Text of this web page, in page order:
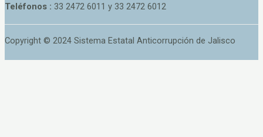
Teléfonos : 33 2472 6011 y 33 2472 6012
Copyright © 2024 Sistema Estatal Anticorrupción de Jalisco